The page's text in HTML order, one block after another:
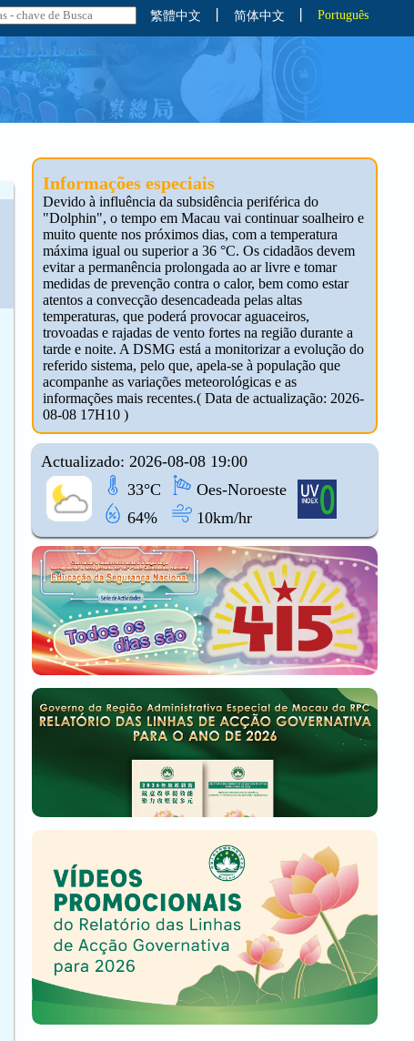
繁體中文 简体中文 Português
Informações especiais
Devido à influência da subsidência periférica do
"Dolphin", o tempo em Macau vai continuar soalheiro e
muito quente nos próximos dias, com a temperatura
máxima igual ou superior a 36 °C. Os cidadãos devem
evitar a permanência prolongada ao ar livre e tomar
medidas de prevenção contra o calor, bem como estar
atentos a convecção desencadeada pelas altas
temperaturas, que poderá provocar aguaceiros,
trovoadas e rajadas de vento fortes na região durante a
tarde e noite. A DSMG está a monitorizar a evolução do
referido sistema, pelo que, apela-se à população que
acompanhe as variações meteorológicas e as
informações mais recentes.( Data de actualização: 2026-
08-08 17H10 )
Actualizado: 2026-08-08 19:00
33°C
Oes-Noroeste
64%
10km/hr